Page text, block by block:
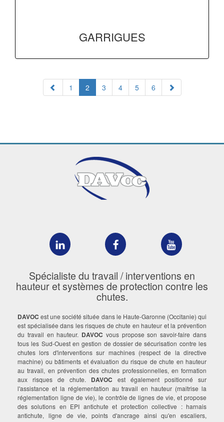
GARRIGUES
1 2 3 4 5 6
DAVOC
DAVOC
DAVOC
sur
Spécialiste du travail / interventions en
hauteur et systèmes de protection contre les
chutes.
DAVOC est une société située dans le Haute-Garonne (Occitanie) qui
est spécialisée dans les risques de chute en hauteur et la prévention
du travail en hauteur. DAVOC vous propose son savoir-faire dans
tous les Sud-Ouest en gestion de dossier de sécurisation contre les
chutes lors d'interventions sur machines (respect de la directive
machine) ou bâtiments et évaluation du risque de chute en hauteur
au travail, en prévention des chutes professionnelles, en formation
aux risques de chute. DAVOC est également positionné sur
l'assistance et la réglementation au travail en hauteur (maitrise la
réglementation ligne de vie), le contrôle de lignes de vie, et propose
des solutions en EPI antichute et protection collective : harnais
antichute, ligne de vie, points d'ancrage ainsi qu'en escaliers,